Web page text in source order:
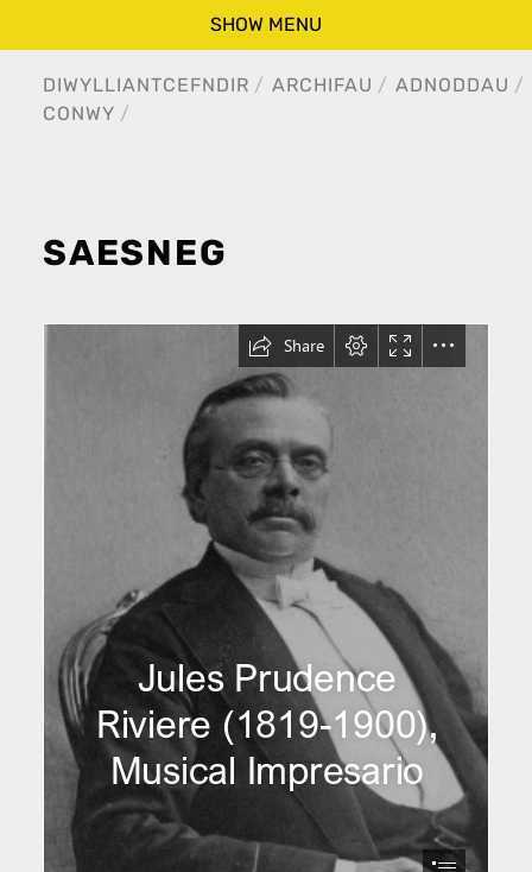
SHOW MENU
DIWYLLIANT
CONWY
CEFNDIR ARCHIFAU ADNODDAU
SAESNEG